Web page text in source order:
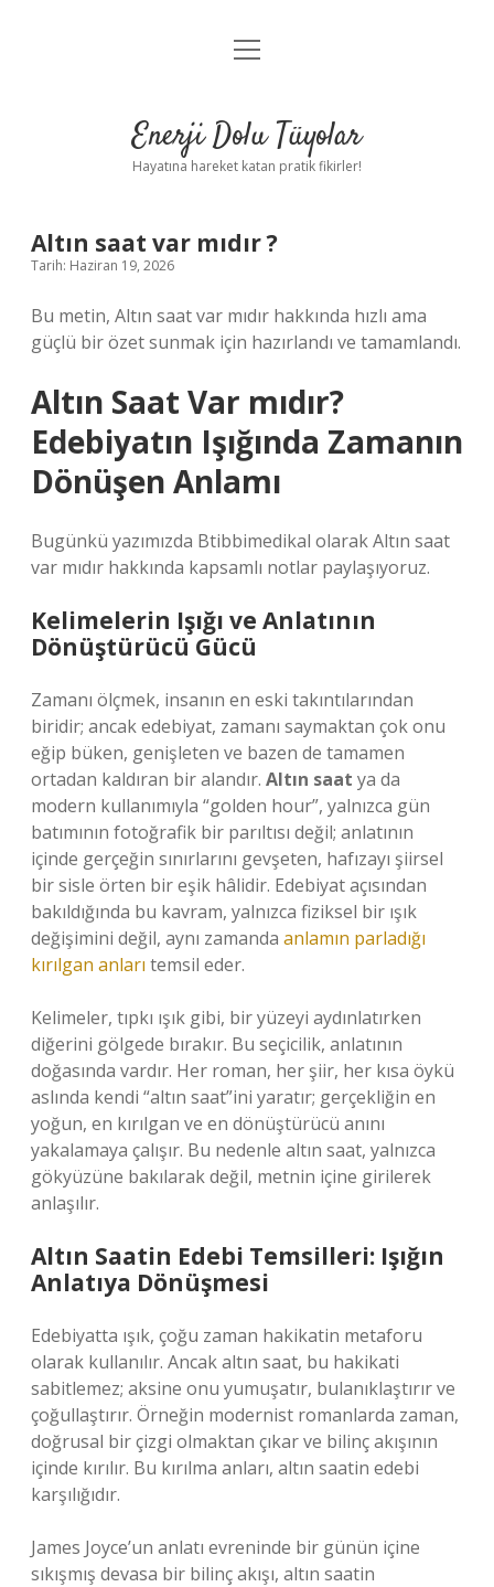
Anasayfa
Yasal Uyarı
menüyü
Enerji Dolu Tüyolar
Hayatına hareket katan pratik fikirler!
Altın saat var mıdır ?
Tarih: Haziran 19, 2026
Bu metin, Altın saat var mıdır hakkında hızlı ama
güçlü bir özet sunmak için hazırlandı ve tamamlandı.
Altın Saat Var mıdır?
Edebiyatın Işığında Zamanın
Dönüşen Anlamı
Bugünkü yazımızda Btibbimedikal olarak Altın saat
var mıdır hakkında kapsamlı notlar paylaşıyoruz.
Kelimelerin Işığı ve Anlatının
Dönüştürücü Gücü
Zamanı ölçmek, insanın en eski takıntılarından
biridir; ancak edebiyat, zamanı saymaktan çok onu
eğip büken, genişleten ve bazen de tamamen
ortadan kaldıran bir alandır. Altın saat ya da
modern kullanımıyla “golden hour”, yalnızca gün
batımının fotoğrafik bir parıltısı değil; anlatının
içinde gerçeğin sınırlarını gevşeten, hafızayı şiirsel
bir sisle örten bir eşik hâlidir. Edebiyat açısından
bakıldığında bu kavram, yalnızca fiziksel bir ışık
değişimini değil, aynı zamanda anlamın parladığı
kırılgan anları temsil eder.
Kelimeler, tıpkı ışık gibi, bir yüzeyi aydınlatırken
diğerini gölgede bırakır. Bu seçicilik, anlatının
doğasında vardır. Her roman, her şiir, her kısa öykü
aslında kendi “altın saat”ini yaratır; gerçekliğin en
yoğun, en kırılgan ve en dönüştürücü anını
yakalamaya çalışır. Bu nedenle altın saat, yalnızca
gökyüzüne bakılarak değil, metnin içine girilerek
anlaşılır.
Altın Saatin Edebi Temsilleri: Işığın
Anlatıya Dönüşmesi
Edebiyatta ışık, çoğu zaman hakikatin metaforu
olarak kullanılır. Ancak altın saat, bu hakikati
sabitlemez; aksine onu yumuşatır, bulanıklaştırır ve
çoğullaştırır. Örneğin modernist romanlarda zaman,
doğrusal bir çizgi olmaktan çıkar ve bilinç akışının
içinde kırılır. Bu kırılma anları, altın saatin edebi
karşılığıdır.
James Joyce’un anlatı evreninde bir günün içine
sıkışmış devasa bir bilinç akışı, altın saatin